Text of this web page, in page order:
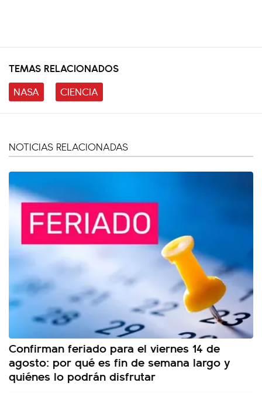
TEMAS RELACIONADOS
NASA
CIENCIA
NOTICIAS RELACIONADAS
Confirman feriado para el viernes 14 de
agosto: por qué es fin de semana largo y
quiénes lo podrán disfrutar